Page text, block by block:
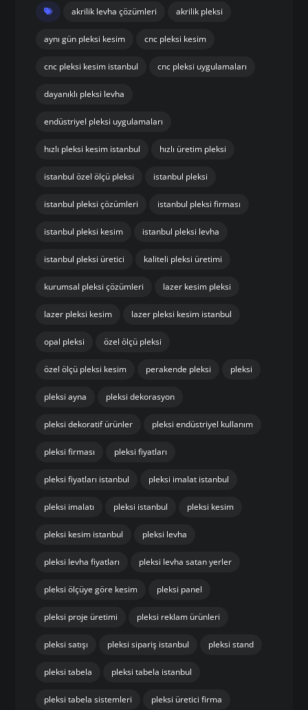
akrilik levha çözümleri akrilik pleksi
aynı gün pleksi kesim cnc pleksi kesim
cnc pleksi kesim istanbul cnc pleksi uygulamaları
dayanıklı pleksi levha
endüstriyel pleksi uygulamaları
hızlı pleksi kesim istanbul hızlı üretim pleksi
istanbul özel ölçü pleksi istanbul pleksi
istanbul pleksi çözümleri istanbul pleksi firması
istanbul pleksi kesim istanbul pleksi levha
istanbul pleksi üretici kaliteli pleksi üretimi
kurumsal pleksi çözümleri lazer kesim pleksi
lazer pleksi kesim lazer pleksi kesim istanbul
opal pleksi özel ölçü pleksi
özel ölçü pleksi kesim perakende pleksi pleksi
pleksi ayna pleksi dekorasyon
pleksi dekoratif ürünler pleksi endüstriyel kullanım
pleksi firması pleksi fiyatları
pleksi fiyatları istanbul pleksi imalat istanbul
pleksi imalatı pleksi istanbul pleksi kesim
pleksi kesim istanbul pleksi levha
pleksi levha fiyatları pleksi levha satan yerler
pleksi ölçüye göre kesim pleksi panel
pleksi proje üretimi pleksi reklam ürünleri
pleksi satışı pleksi sipariş istanbul pleksi stand
pleksi tabela pleksi tabela istanbul
pleksi tabela sistemleri pleksi üretici firma